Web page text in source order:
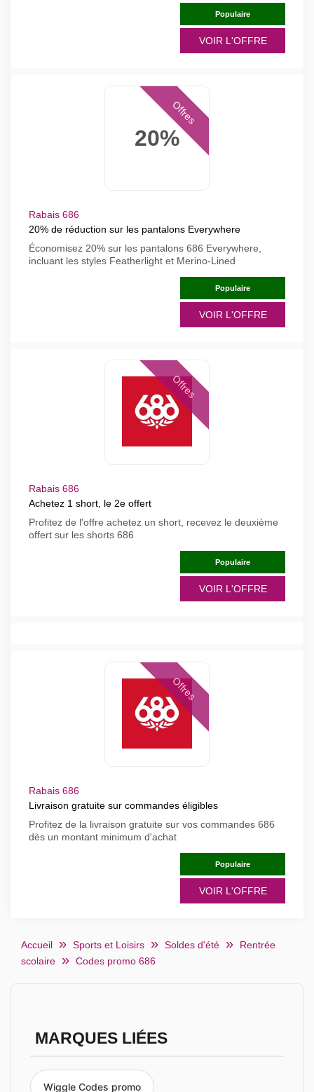
Populaire
VOIR L'OFFRE
20%
Offres
Rabais 686
20% de réduction sur les pantalons Everywhere
Économisez 20% sur les pantalons 686 Everywhere,
incluant les styles Featherlight et Merino-Lined
Populaire
VOIR L'OFFRE
Offres
Rabais 686
Achetez 1 short, le 2e offert
Profitez de l'offre achetez un short, recevez le deuxième
offert sur les shorts 686
Populaire
VOIR L'OFFRE
Offres
Rabais 686
Livraison gratuite sur commandes éligibles
Profitez de la livraison gratuite sur vos commandes 686
dès un montant minimum d'achat
Populaire
VOIR L'OFFRE
Accueil Sports et Loisirs Soldes d'été
Rentrée
scolaire
Codes promo 686
MARQUES LIÉES
Wiggle Codes promo